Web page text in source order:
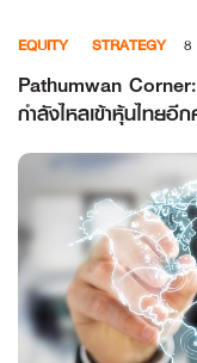
content
EQUITY STRATEGY 8
Pathumwan
กำลังไหลเข้าหุ้นไทยอี